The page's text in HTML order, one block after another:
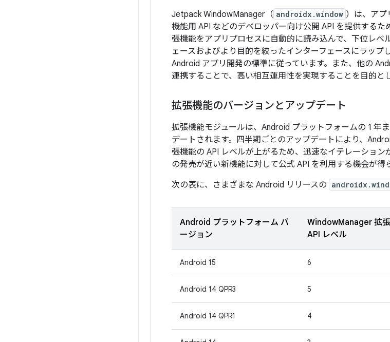
Jetpack WindowManager（ androidx.window ）は、アプ
機能用 API などのデベロッパー向け公開 API を提供する
張機能をアプリプロセスに自動的に読み込んで、下位レベ
ェースおよびより目的を絞ったインターフェースにラッ
Android アプリ開発の標準に従っています。また、他の
連携することで、高い相互運用性を実現することを目的と
拡張機能のバージョンとアップデート
拡張機能モジュールは、Android プラットフォームの 1 年
デートされます。四半期ごとのアップデートにより、
張機能の API レベルが上がるため、迅速なイテレーショ
の発売が近い新機能に対して公式 API を利用する機会が得
次の表に、さまざまな Android リリースの
Android プラットフォーム バ
ージョン
WindowManager 拡
API レベル
Android 15 6
Android 14 QPR3 5
Android 14 QPR1 4